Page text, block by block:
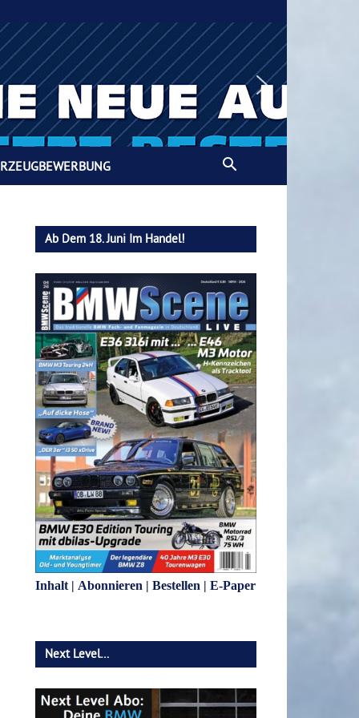
Ab Dem 18. Juni Im Handel!
Inhalt | Abonnieren | Bestellen | E-Paper
Next Level…